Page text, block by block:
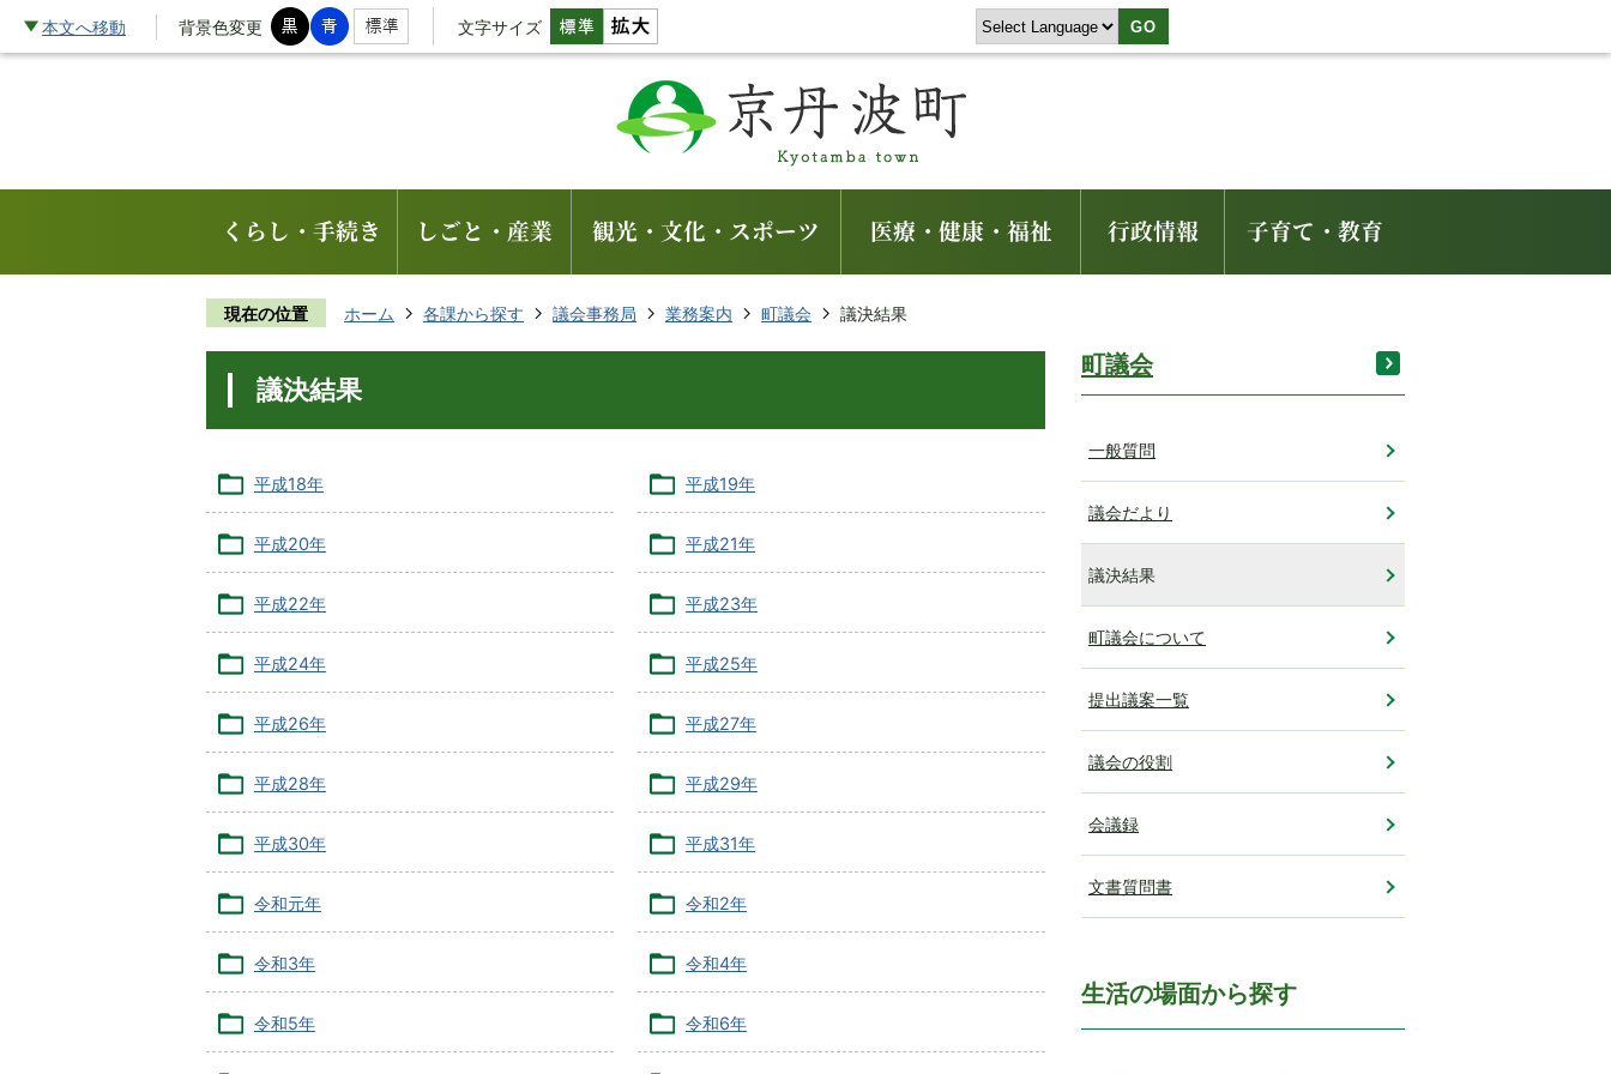
本文へ移動 背景色変更 文字サイズ GO
くらし・手続き しごと・産業 観光・文化・スポーツ 医療・健康・福祉 行政情報 子育て・教育
現在の位置 ホーム 各課から探す 議会事務局 業務案内 町議会 議決結果
議決結果
平成18年 平成19年
平成20年 平成21年
平成22年 平成23年
平成24年 平成25年
平成26年 平成27年
平成28年 平成29年
平成30年 平成31年
令和元年 令和2年
令和3年 令和4年
令和5年 令和6年
町議会
一般質問
議会だより
議決結果
町議会について
提出議案一覧
議会の役割
会議録
文書質問書
生活の場面から探す